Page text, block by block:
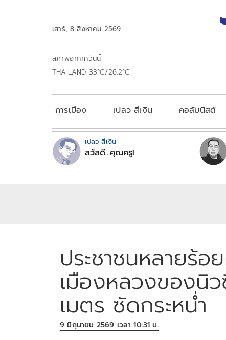
เสาร์, 8 สิงหาคม 2569
สภาพอากาศวันนี้
THAILAND 33°C/26.2°C
การเมือง เปลว สีเงิน คอลัมนิสต์
เปลว สีเงิน
สวัสดี...คุณครู!
ประชาชนหลายร้
เมืองหลวงของนิ
เมตร ซัดกระหน่ำ
9 มิถุนายน 2569 เวลา 10:31 น.